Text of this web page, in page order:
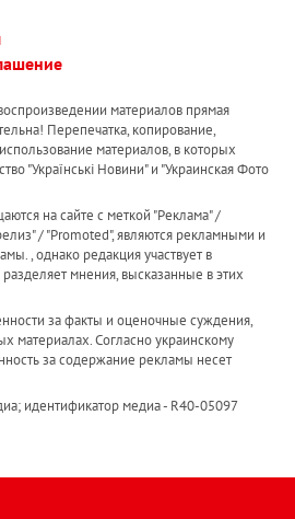
материалов прямая
Перепечатка, копирование,
материалов, в которых
"Українськi Новини" и "Украинская Фото
на сайте с меткой "Реклама" /
/ "Promoted", являются рекламными и
, однако редакция участвует в
разделяет мнения, высказанные в этих
за факты и оценочные суждения,
материалах. Согласно украинскому
за содержание рекламы несет
идентификатор медиа - R40-05097